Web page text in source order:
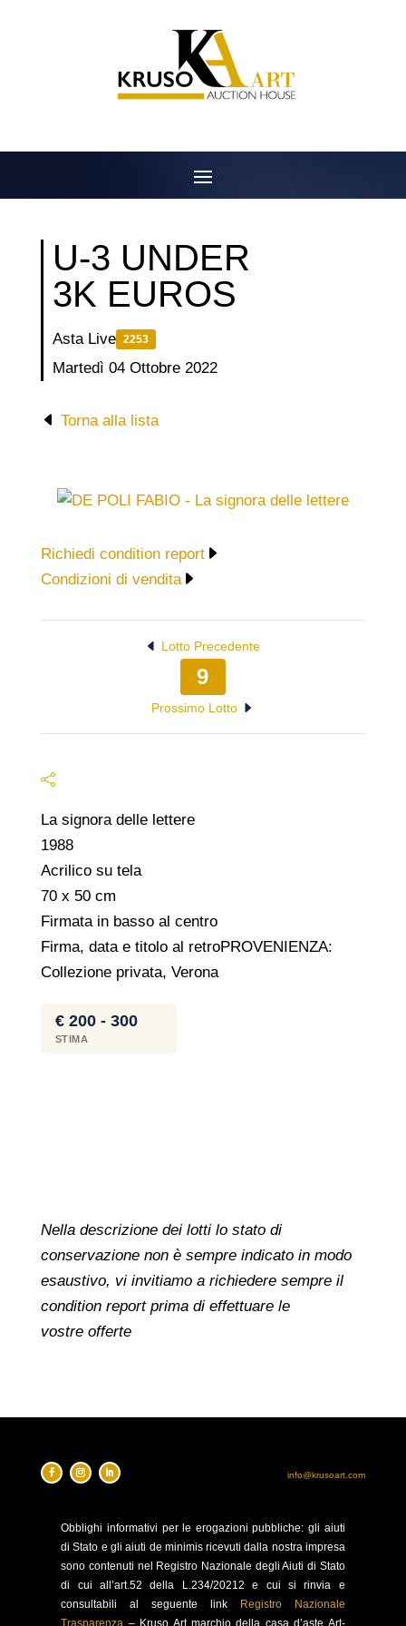
U-3 UNDER
3K EUROS
Asta Live 2253
Martedì 04 Ottobre 2022
Torna alla lista
Richiedi condition report
Condizioni di vendita
Lotto Precedente
9
Prossimo Lotto
La signora delle lettere
1988
Acrilico su tela
70 x 50 cm
Firmata in basso al centro
Firma, data e titolo al retroPROVENIENZA:
Collezione privata, Verona
€ 200 - 300
STIMA
Nella descrizione dei lotti lo stato di
conservazione non è sempre indicato in modo
esaustivo, vi invitiamo a richiedere sempre il
condition report prima di effettuare le
vostre offerte
info@krusoart.com
Obblighi informativi per le erogazioni pubbliche: gli aiuti
di Stato e gli aiuti de minimis ricevuti dalla nostra impresa
sono contenuti nel Registro Nazionale degli Aiuti di Stato
di cui all’art.52 della L.234/20212 e cui si rinvia e
consultabili al seguente link
Registro Nazionale